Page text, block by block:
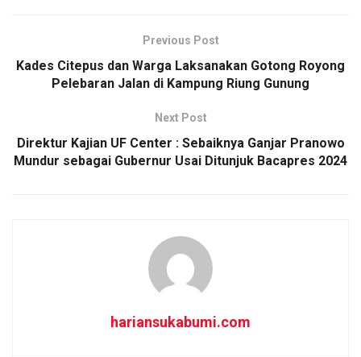
o
o
A
p
ePrevious Post
Kades Citepus dan Warga Laksanakan Gotong Royong
Pelebaran Jalan di Kampung Riung Gunung
Next Post
Direktur Kajian UF Center : Sebaiknya Ganjar Pranowo
Mundur sebagai Gubernur Usai Ditunjuk Bacapres 2024
hariansukabumi.com